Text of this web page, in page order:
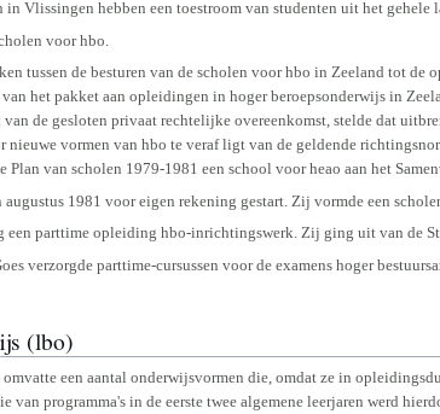
Vlissingen hebben een toestroom van studenten uit het gehele
voor hbo.
tussen de besturen van de scholen voor hbo in Zeeland tot
het pakket aan opleidingen in hoger beroepsonderwijs in
de gesloten privaat rechtelijke overeenkomst, stelde dat
nieuwe vormen van hbo te veraf ligt van de geldende
Plan van scholen 1979-1981 een school voor heao aan het
1981 voor eigen rekening gestart. Zij vormde een
parttime opleiding hbo-inrichtingswerk. Zij ging uit van de
verzorgde parttime-cursussen voor de examens hoger
(lbo)
een aantal onderwijsvormen die, omdat ze in
van programma's in de eerste twee algemene leerjaren werd